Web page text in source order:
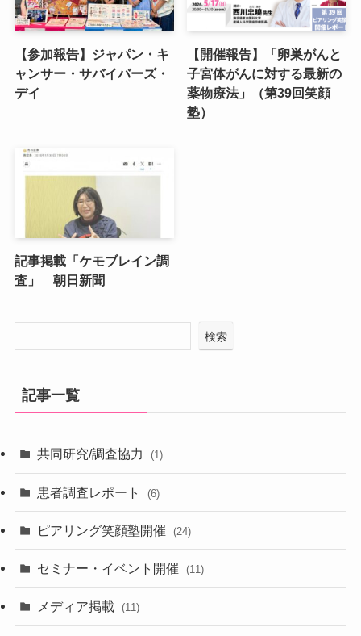
【参加報告】ジャパン・キ
ャンサー・サバイバーズ・
デイ
【開催報告】「卵巣がんと
子宮体がんに対する最新の
薬物療法」（第39回笑顔
塾）
記事掲載「ケモブレイン調
査」 朝日新聞
検索
記事一覧
共同研究/調査協力 (1)
患者調査レポート (6)
ピアリング笑顔塾開催 (24)
セミナー・イベント開催 (11)
メディア掲載 (11)